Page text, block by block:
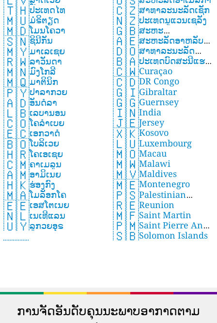
🇹🇭ປະເທດໄທ
🇲🇺ມໍຣິຕຽດ
🇲🇩ໂມນໂຄວາ
🇸🇳ຊິນີກັນ
🇲🇾ມາເລເຊຍ
🇷🇼ລາວັນດາ
🇲🇳ມົງໂກລີ
🇲🇶ມາຕິນິກ
🇵🇾ປາລາກວຍ
🇦🇩ອັນດໍລາ
🇱🇧ເລບານອນ
🇨🇴ໂຄລຳເບຍ
🇪🇨ເອກວາດໍ
🇧🇴ໂບລິເວຍ
🇭🇷ໂຄເອເຊຍ
🇨🇲ຄາເມລູນ
🇦🇲ອາມິເນຍ
🇭🇰ຮ່ອງກົງ
🇲🇦ໂມລັອກໂຄ
🇪🇪ເອສໂຕເນຍ
🇳🇱ເນເທີແລນ
🇺🇾ລູກວຍອຸຣ
🇨🇿ສາທາລະນະລັດເຊັກ
🇳🇿ປະເທດນູແວນເຊລັງ
🇬🇧ສະຫະ
ລາດຊະອານາຈັກ
🇦🇪ສະຫະລັດອາຫລັບເອ
ມິເລດ
🇩🇴ສາທາລະນະລັດ
ໂດມິນິກັນ
🇧🇦ປະເທດບົດສະນີແຮກ
ເຊໂກວີນ
🇨🇼Curaçao
🇨🇩DR Congo
🇬🇮Gibraltar
🇬🇬Guernsey
🇮🇳India
🇯🇪Jersey
🇽🇰Kosovo
🇱🇺Luxembourg
🇲🇴Macau
🇲🇼Malawi
🇲🇻Maldives
🇲🇪Montenegro
🇵🇸Palestinian
Territory, Occupied
🇷🇪Reunion
🇲🇫Saint Martin
🇵🇲Saint Pierre And
Miquelon
🇸🇧Solomon Islands
ການຈັດອັນດັບຄຸນນະພາບອາກາດຕາມ